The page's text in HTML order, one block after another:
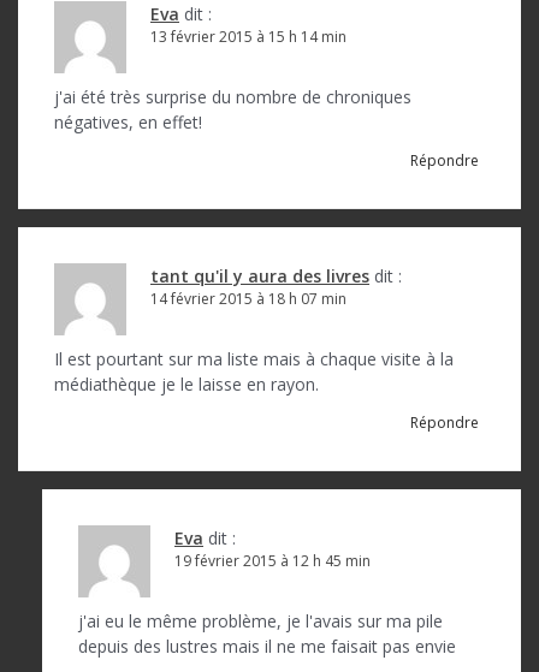
Eva dit :
13 février 2015 à 15 h 14 min
j'ai été très surprise du nombre de chroniques
négatives, en effet!
Répondre
tant qu'il y aura des livres dit :
14 février 2015 à 18 h 07 min
Il est pourtant sur ma liste mais à chaque visite à la
médiathèque je le laisse en rayon.
Répondre
Eva dit :
19 février 2015 à 12 h 45 min
j'ai eu le même problème, je l'avais sur ma pile
depuis des lustres mais il ne me faisait pas envie